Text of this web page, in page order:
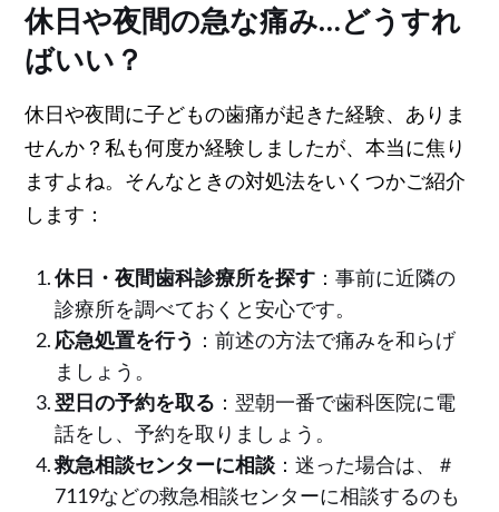
休日や夜間の急な痛み…どうすれ
ばいい？
休日や夜間に子どもの歯痛が起きた経験、ありま
せんか？私も何度か経験しましたが、本当に焦り
ますよね。そんなときの対処法をいくつかご紹介
します：
休日・夜間歯科診療所を探す ：事前に近隣の
診療所を調べておくと安心です。
応急処置を行う ：前述の方法で痛みを和らげ
ましょう。
翌日の予約を取る ：翌朝一番で歯科医院に電
話をし、予約を取りましょう。
救急相談センターに相談 ：迷った場合は、＃
7119などの救急相談センターに相談するのも